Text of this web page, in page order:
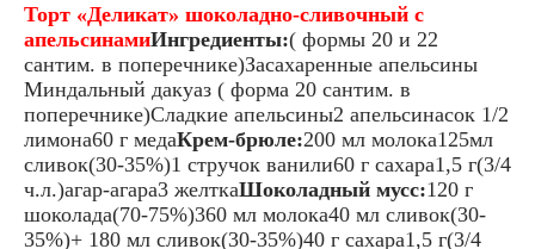
Торт «Деликат» шоколадно-сливочный с
апельсинамиИнгредиенты:( формы 20 и 22
сантим. в поперечнике)Засахаренные апельсины
Миндальный дакуаз ( форма 20 сантим. в
поперечнике)Сладкие апельсины2 апельсинасок 1/2
лимона60 г медаКрем-брюле:200 мл молока125мл
сливок(30-35%)1 стручок ванили60 г сахара1,5 г(3/4
ч.л.)агар-агара3 желткаШоколадный мусс:120 г
шоколада(70-75%)360 мл молока40 мл сливок(30-
35%)+ 180 мл сливок(30-35%)40 г сахара1,5 г(3/4